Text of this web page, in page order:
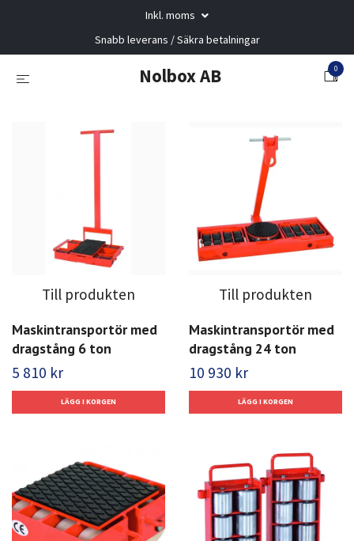
Inkl. moms
Snabb leverans / Säkra betalningar
Nolbox AB 0
Till produkten
Maskintransportör med
dragstång 6 ton
5 810 kr
Till produkten
Maskintransportör med
dragstång 24 ton
10 930 kr